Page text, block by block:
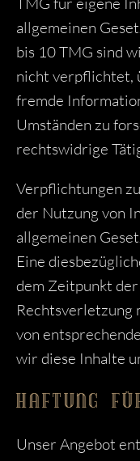
allgemeinen
bis 10 TMG sind
nicht verpflichtet,
fremde
Umständen zu
rechtswidrige
Verpflichtungen
der Nutzung von
allgemeinen
Eine
dem Zeitpunkt
Rechtsverletzung
von
wir diese Inhalte
HAFTUNG
Unser Angebot